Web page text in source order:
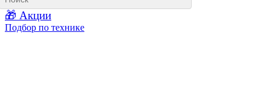
🎁 Акции
Подбор по технике